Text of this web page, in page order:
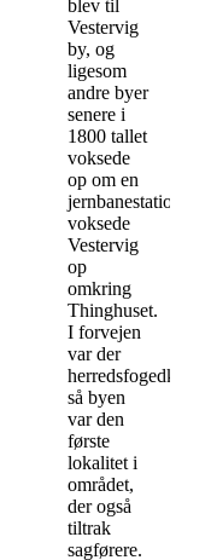
blev til
Vestervig
by, og
ligesom
andre byer
senere i
1800 tallet
voksede
op om en
jernbanestation,
voksede
Vestervig
op
omkring
Thinghuset.
I forvejen
var der
herredsfogedkontor,
så byen
var den
første
lokalitet i
området,
der også
tiltrak
sagførere.